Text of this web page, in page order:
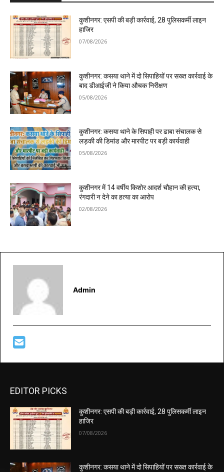
कुशीनगर: एसपी की बड़ी कार्रवाई, 28 पुलिसकर्मी लाइन
हाजिर
07/08/2026
कुशीनगर: कसया थाने में दो सिपाहियों पर सख्त कार्रवाई के
बाद डीआईजी ने किया औचक निरीक्षण
05/08/2026
कुशीनगर: कसया थाने के सिपाही पर ढाबा संचालक से
लड़की की डिमांड और मारपीट पर बड़ी कार्यवाही
05/08/2026
कुशीनगर में 14 वर्षीय किशोर आदर्श चौहान की हत्या,
रंगदारी न देने का हत्या का आरोप
02/08/2026
Admin
EDITOR PICKS
कुशीनगर: एसपी की बड़ी कार्रवाई, 28 पुलिसकर्मी लाइन
हाजिर
07/08/2026
कुशीनगर: कसया थाने में दो सिपाहियों पर सख्त कार्रवाई के